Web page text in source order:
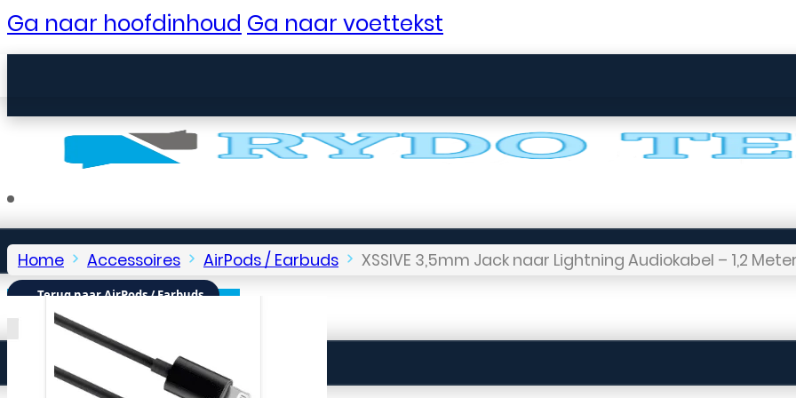
Ga naar hoofdinhoud Ga naar voettekst
Seniorentelefoons
Home Accessoires AirPods / Earbuds XSSIVE 3,5mm Jack naar Lightning Audiokabel – 1,2
← Terug naar AirPods / Earbuds